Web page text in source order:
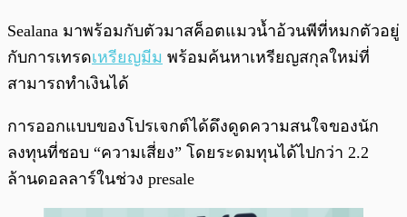
Sealana มาพร้อมกับตัวมาสค็อตแมวน้ำอ้วนพีที่หมกตัวอยู่
กับการเทรดเหรียญมีม พร้อมค้นหาเหรียญสกุลใหม่ที่
สามารถทำเงินได้
การออกแบบของโปรเจกต์ได้ดึงดูดความสนใจของนัก
ลงทุนที่ชอบ “ความเสี่ยง” โดยระดมทุนได้ไปกว่า 2.2
ล้านดอลลาร์ในช่วง presale